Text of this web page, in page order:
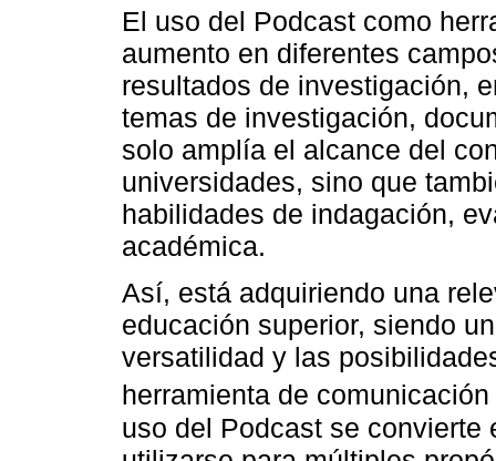
El uso del Podcast como
aumento en diferentes
resultados de investigación,
temas de investigación,
solo amplía el alcance del
universidades, sino que
habilidades de indagación,
académica.
Así, está adquiriendo una
educación superior, siendo
versatilidad y las
herramienta de comunicación
uso del Podcast se convierte